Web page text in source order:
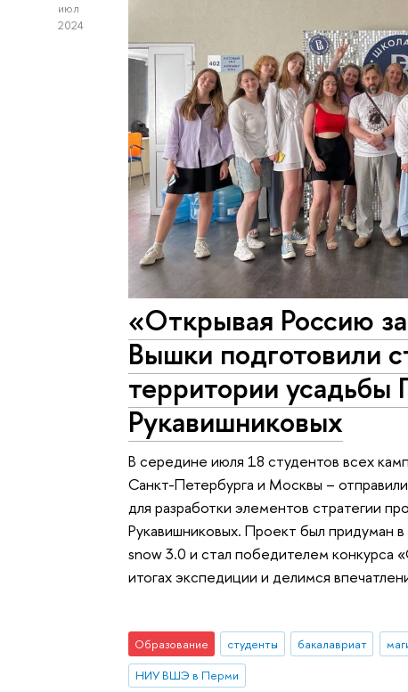
июл
2024
«Открывая Россию
Вышки подготовили
территории усадьбы
Рукавишниковых
В середине июля 18 студентов всех
Санкт-Петербурга и Москвы –
для разработки элементов стратегии
Рукавишниковых. Проект был придуман
snow 3.0 и стал победителем конкурса
итогах экспедиции и делимся
Образование студенты бакалавриат
НИУ ВШЭ в Перми